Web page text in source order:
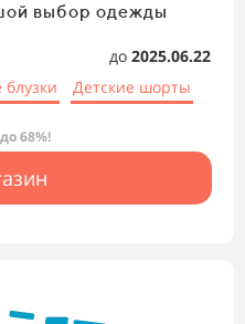
выбор одежды
до 2025.06.22
блузки Детские шорты
68%!